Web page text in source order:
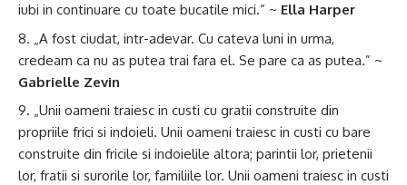
iubi in continuare cu toate bucatile mici.” ~ Ella Harper
„A fost ciudat, intr-adevar. Cu cateva luni in urma,
credeam ca nu as putea trai fara el. Se pare ca as putea.” ~
Gabrielle Zevin
„Unii oameni traiesc in custi cu gratii construite din
propriile frici si indoieli. Unii oameni traiesc in custi cu bare
construite din fricile si indoielile altora; parintii lor, prietenii
lor, fratii si surorile lor, familiile lor. Unii oameni traiesc in custi